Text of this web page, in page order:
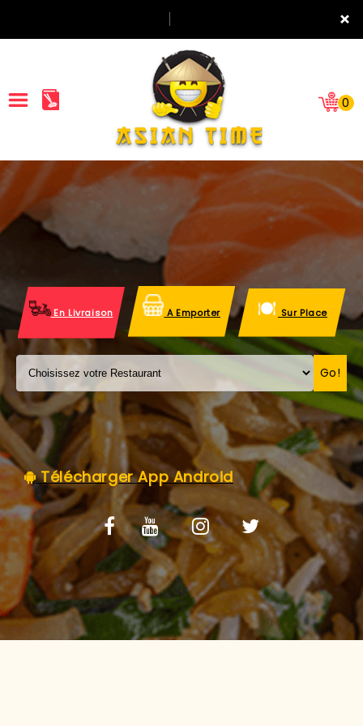
×
ACCUEIL
LA CARTE
VOS AVIS
MENTIONS LÉGALES
C.G.V
0
En Livraison A Emporter Sur Place
Go!
Télécharger App Android